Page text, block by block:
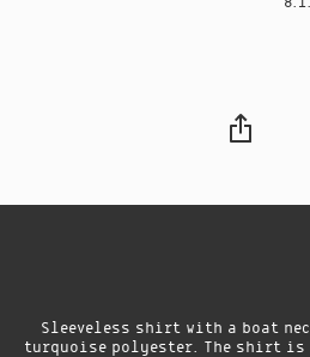
Sleeveless shirt with a boat
turquoise polyester. The shirt is